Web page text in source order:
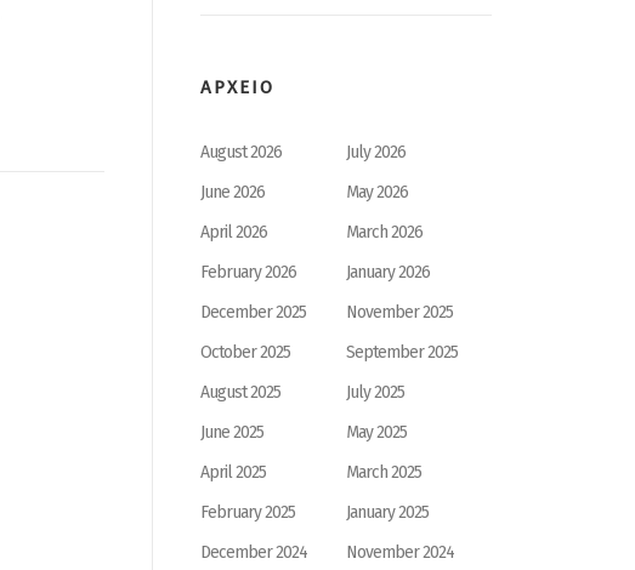
ΑΡΧΕΙΟ
August 2026
July 2026
June 2026
May 2026
April 2026
March 2026
February 2026
January 2026
December 2025
November 2025
October 2025
September 2025
August 2025
July 2025
June 2025
May 2025
April 2025
March 2025
February 2025
January 2025
December 2024
November 2024